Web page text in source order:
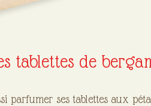
tablettes de
parfumer ses tablettes aux